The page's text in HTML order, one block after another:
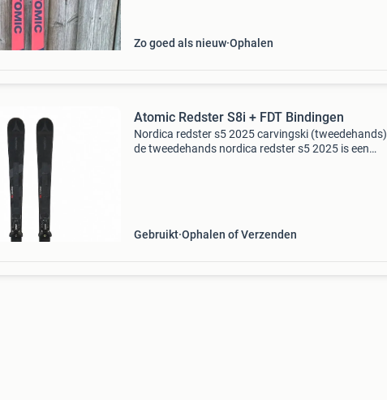
Zo goed als nieuw Ophalen
Atomic Redster S8i + FDT Bindingen
Nordica redster s5 2025 carvingski (tweedehands)
de tweedehands nordica redster s5 2025 is een
Gebruikt Ophalen of Verzenden